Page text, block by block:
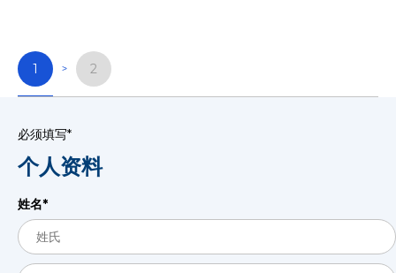
1 2
必须填写*
个人资料
姓名*